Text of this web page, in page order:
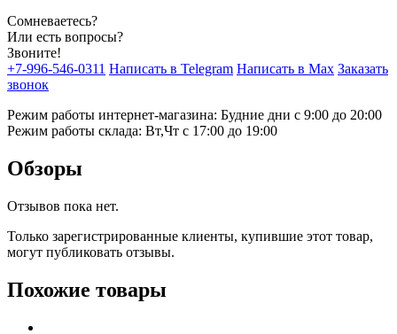
Сомневаетесь?
Или есть вопросы?
Звоните!
+7-996-546-0311 Написать в Telegram Написать в Max Заказать
звонок
Режим работы интернет-магазина: Будние дни с 9:00 до 20:00
Режим работы склада: Вт,Чт с 17:00 до 19:00
Обзоры
Отзывов пока нет.
Только зарегистрированные клиенты, купившие этот товар,
могут публиковать отзывы.
Похожие товары